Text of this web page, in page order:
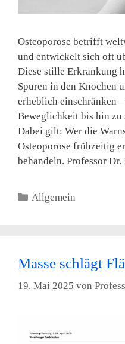
Osteoporose betrifft
und entwickelt sich oft
Diese stille Erkrankung
Spuren in den Knochen
erheblich einschränken
Beweglichkeit bis hin zu
Dabei gilt: Wer die
Osteoporose frühzeitig
behandeln. Professor
Kategorien
Allgemein
Masse schlägt
19. Mai 2025 von